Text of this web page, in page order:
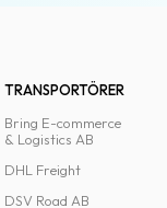
TRANSPORTÖRER
Bring E-commerce
& Logistics AB
DHL Freight
DSV Road AB